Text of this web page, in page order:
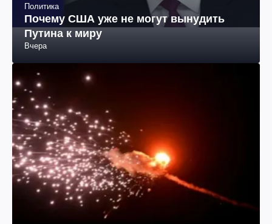
Политика
Почему США уже не могут вынудить
Путина к миру